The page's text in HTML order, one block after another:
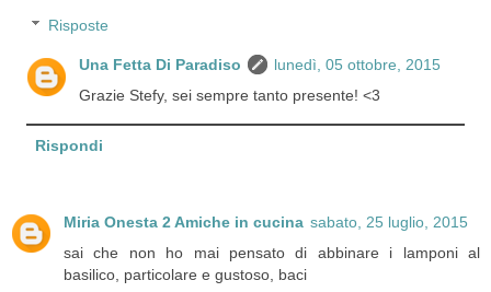
Risposte
Una Fetta Di Paradiso
lunedì, 05 ottobre, 2015
Grazie Stefy, sei sempre tanto presente! <3
Rispondi
Miria Onesta 2 Amiche in cucina sabato, 25 luglio, 2015
sai che non ho mai pensato di abbinare i lamponi al
basilico, particolare e gustoso, baci